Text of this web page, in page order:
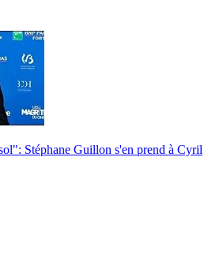
Stéphane Guillon s'en prend à Cyril